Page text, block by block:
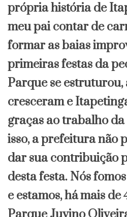
própria história de
meu pai contar de
formar as baias
primeiras festas da
Parque se estruturou,
cresceram e
graças ao trabalho da
isso, a prefeitura não
dar sua contribuição
desta festa. Nós
e estamos, há mais